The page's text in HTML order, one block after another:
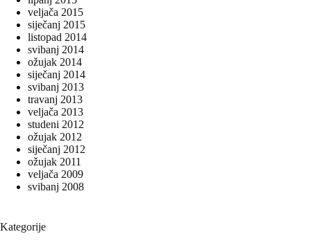
veljača 2015
siječanj 2015
listopad 2014
svibanj 2014
ožujak 2014
siječanj 2014
svibanj 2013
travanj 2013
veljača 2013
studeni 2012
ožujak 2012
siječanj 2012
ožujak 2011
veljača 2009
svibanj 2008
Kategorije